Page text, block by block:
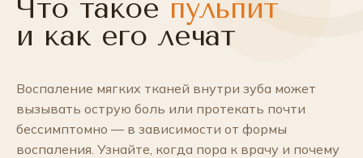
Что такое пульпит
и как его лечат
Воспаление мягких тканей внутри зуба может
вызывать острую боль или протекать почти
бессимптомно — в зависимости от формы
воспаления. Узнайте, когда пора к врачу и почему